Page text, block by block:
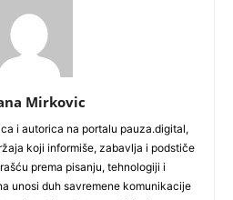
Mirkovic
i autorica na portalu pauza.digital,
koji informiše, zabavlja i podstiče
prema pisanju, tehnologiji i
unosi duh savremene komunikacije